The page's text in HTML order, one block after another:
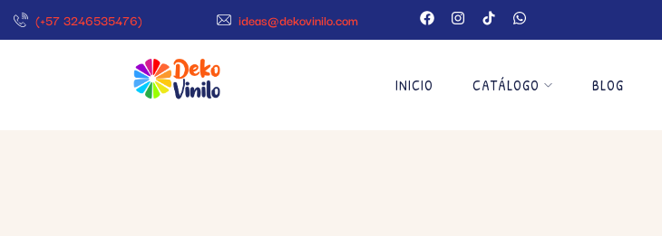
(+57 3246535476) ideas@dekovinilo.com
INICIO CATÁLOGO BLOG